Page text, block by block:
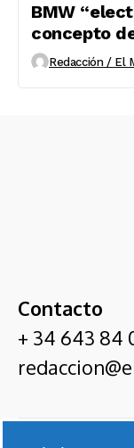
BMW
concepto
Redacción / El
Contacto
+ 34 643 84